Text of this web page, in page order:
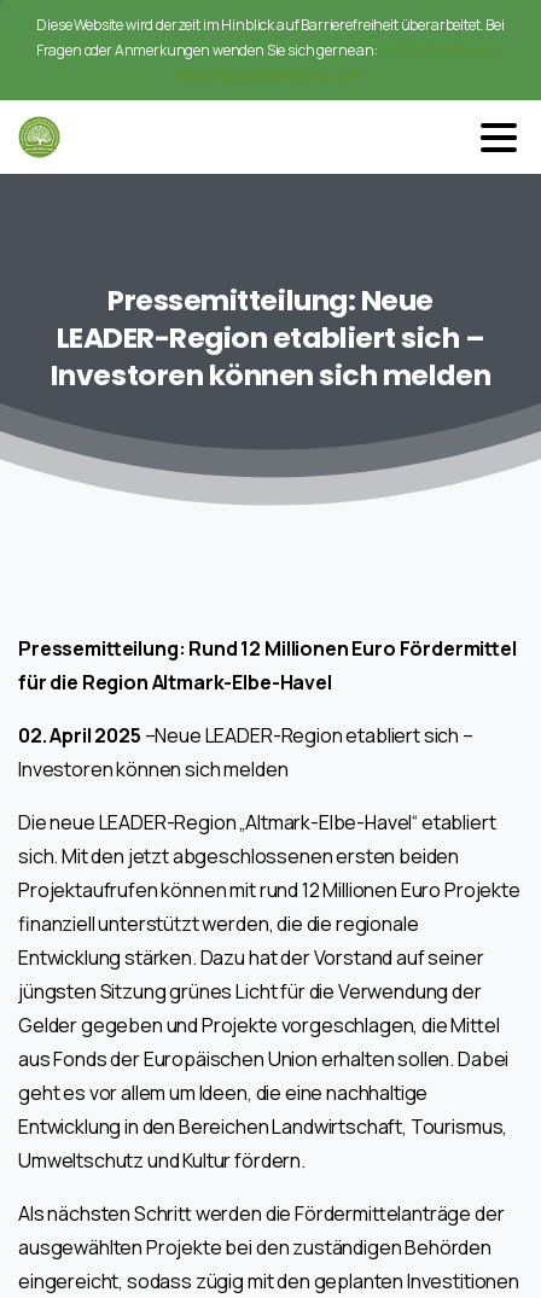
Diese Website wird derzeit im Hinblick auf Barrierefreiheit überarbeitet. Bei
Fragen oder Anmerkungen wenden Sie sich gerne an: LEADER-Altmark-
Elbe-Havel@vindelici.com
Pressemitteilung:Neue
LEADER-Regionetabliertsich –
Investorenkönnensichmelden
Pressemitteilung: Rund 12 Millionen Euro Fördermittel
für die Region Altmark-Elbe-Havel
02. April 2025 –Neue LEADER-Region etabliert sich –
Investoren können sich melden
Die neue LEADER-Region „Altmark-Elbe-Havel“ etabliert
sich. Mit den jetzt abgeschlossenen ersten beiden
Projektaufrufen können mit rund 12 Millionen Euro Projekte
finanziell unterstützt werden, die die regionale
Entwicklung stärken. Dazu hat der Vorstand auf seiner
jüngsten Sitzung grünes Licht für die Verwendung der
Gelder gegeben und Projekte vorgeschlagen, die Mittel
aus Fonds der Europäischen Union erhalten sollen. Dabei
geht es vor allem um Ideen, die eine nachhaltige
Entwicklung in den Bereichen Landwirtschaft, Tourismus,
Umweltschutz und Kultur fördern.
Als nächsten Schritt werden die Fördermittelanträge der
ausgewählten Projekte bei den zuständigen Behörden
eingereicht, sodass zügig mit den geplanten Investitionen